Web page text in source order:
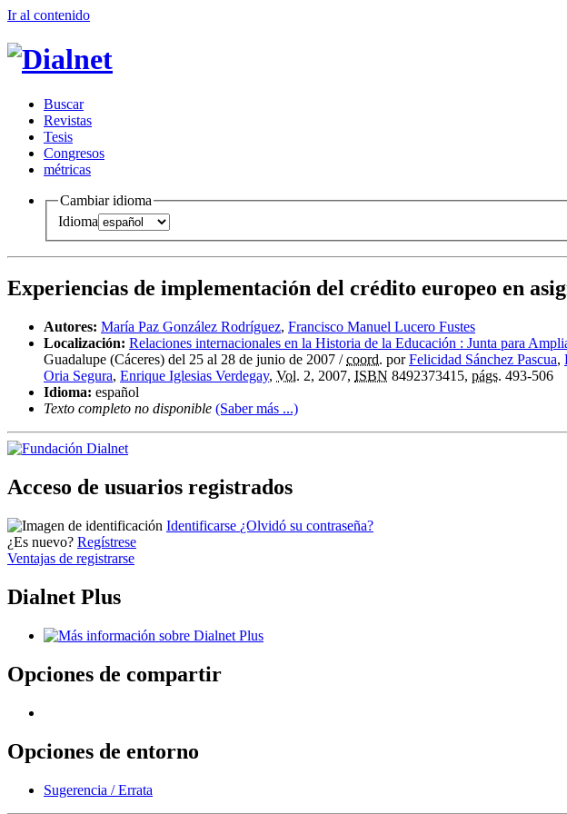
Ir al contenido
Buscar
Revistas
Tesis
Congresos
métricas
Cambiar idioma
Idioma
Experiencias de implementación del crédito europeo en
Autores: María Paz González Rodríguez, Francisco Manuel Lucero Fustes
Localización: Relaciones internacionales en la Historia de la Educación : Junta para
Guadalupe (Cáceres) del 25 al 28 de junio de 2007 /coord. porFelicidad Sánchez Pascua,
Oria Segura, Enrique Iglesias Verdegay, Vol. 2, 2007, ISBN 8492373415, págs. 493-506
Idioma: español
Texto completo no disponible (Saber más ...)
Acceso de usuarios registrados
Identificarse ¿Olvidó su contraseña?
¿Es nuevo? Regístrese
Ventajas de registrarse
Dialnet Plus
Opciones de compartir
Opciones de entorno
Sugerencia / Errata